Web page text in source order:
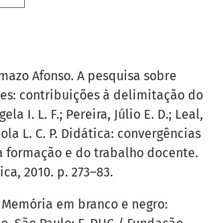
Afonso. A pesquisa sobre
contribuições à delimitação do
I. L. F.; Pereira, Júlio E. D.; Leal,
L. C. P. Didática: convergências
formação e do trabalho docente.
2010. p. 273–83.
Memória em branco e negro: